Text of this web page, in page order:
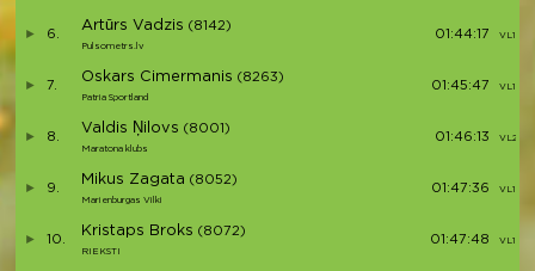
6.
Artūrs Vadzis (8142)
Pulsometrs.lv
01:44:17 VL1 (5)
7.
Oskars Cimermanis (8263)
Patria Sportland
01:45:47 VL1 (6)
8.
Valdis Ņilovs (8001)
Maratona klubs
01:46:13 VL2 (2)
9.
Mikus Zagata (8052)
Marienburgas Vilki
01:47:36 VL1 (7)
10.
Kristaps Broks (8072)
RIEKSTI
01:47:48 VL1 (8)